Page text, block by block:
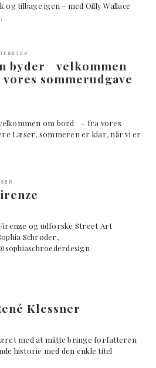
og tilbage igen – med Oilly Wallace
byder velkommen
sommerudgave
om bord – fra vores
Læser, sommeren er klar, når vi er
Firenze og udforske Street Art
Schrøder,
Klessner
med at måtte bringe forfatteren
historie med den enkle titel